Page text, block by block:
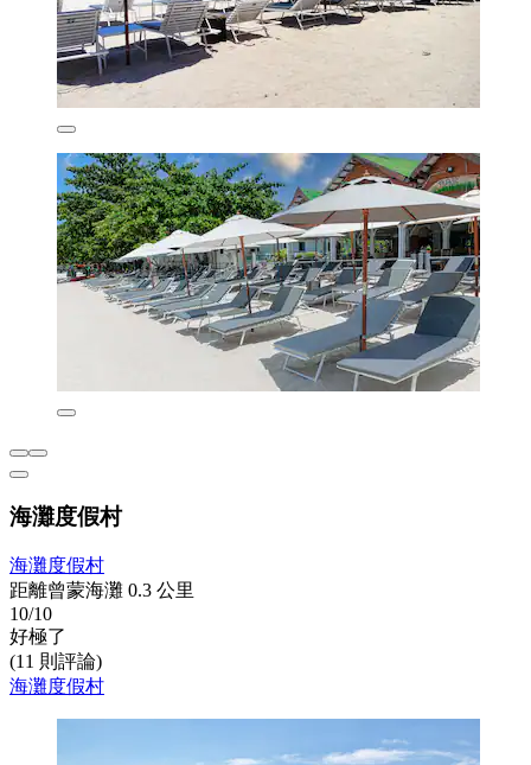
海灘度假村
海灘度假村
距離曾蒙海灘 0.3 公里
10/10
好極了
(11 則評論)
海灘度假村